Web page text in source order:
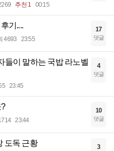
추천 1 00:15
기....
4693 23:55
17
댓글
들이 말하는 국밥 라노벨
23:45
4
댓글
23:44
10
댓글
도독 근황 3